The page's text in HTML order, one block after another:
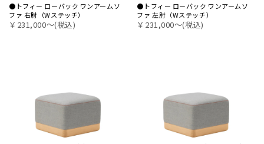
●トフィー ローバック ワンアームソ
ファ 右肘（Wステッチ）
￥231,000〜(税込)
●トフィー ローバック ワンアームソ
ファ 左肘（Wステッチ）
￥231,000〜(税込)